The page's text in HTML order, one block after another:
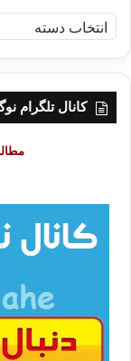
ه
ر
کانال تلگرام